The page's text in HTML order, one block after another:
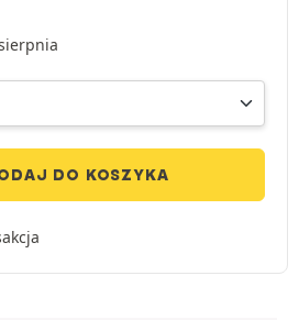
DO KOSZYKA